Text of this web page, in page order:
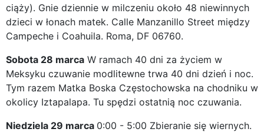
ciąży). Gnie dziennie w milczeniu około 48 niewinnych
dzieci w łonach matek. Calle Manzanillo Street między
Campeche i Coahuila. Roma, DF 06760.
Sobota 28 marca W ramach 40 dni za życiem w
Meksyku czuwanie modlitewne trwa 40 dni dzień i noc.
Tym razem Matka Boska Częstochowska na chodniku w
okolicy Iztapalapa. Tu spędzi ostatnią noc czuwania.
Niedziela 29 marca 0:00 - 5:00 Zbieranie się wiernych.